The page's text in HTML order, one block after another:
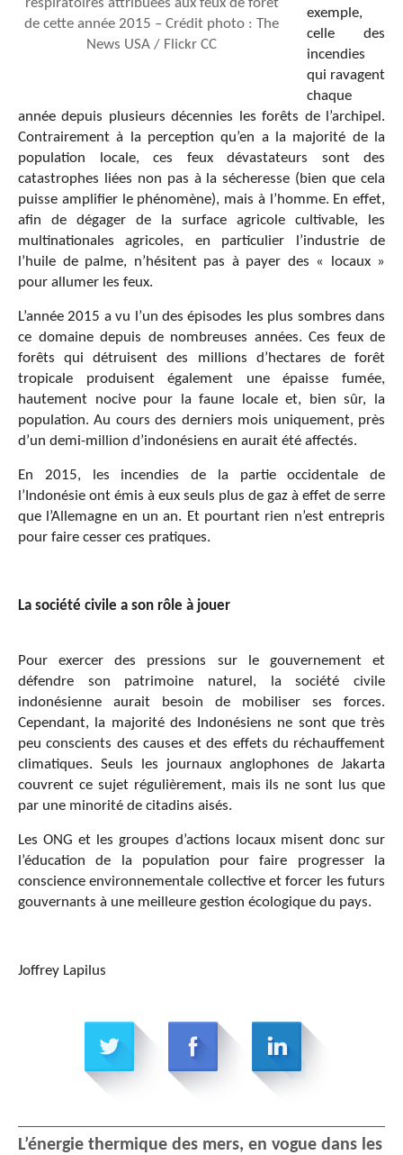
de cette année 2015 – Crédit photo : The
News USA / Flickr CC
exemple,
celle des
incendies
qui ravagent
chaque
année depuis plusieurs décennies les forêts de l’archipel.
Contrairement à la perception qu’en a la majorité de la
population locale, ces feux dévastateurs sont des
catastrophes liées non pas à la sécheresse (bien que cela
puisse amplifier le phénomène), mais à l’homme. En effet,
afin de dégager de la surface agricole cultivable, les
multinationales agricoles, en particulier l’industrie de
l’huile de palme, n’hésitent pas à payer des « locaux »
pour allumer les feux.
L’année 2015 a vu l’un des épisodes les plus sombres dans
ce domaine depuis de nombreuses années. Ces feux de
forêts qui détruisent des millions d’hectares de forêt
tropicale produisent également une épaisse fumée,
hautement nocive pour la faune locale et, bien sûr, la
population. Au cours des derniers mois uniquement, près
d’un demi-million d’indonésiens en aurait été affectés.
En 2015, les incendies de la partie occidentale de
l’Indonésie ont émis à eux seuls plus de gaz à effet de serre
que l’Allemagne en un an. Et pourtant rien n’est entrepris
pour faire cesser ces pratiques.
La société civile a son rôle à jouer
Pour exercer des pressions sur le gouvernement et
défendre son patrimoine naturel, la société civile
indonésienne aurait besoin de mobiliser ses forces.
Cependant, la majorité des Indonésiens ne sont que très
peu conscients des causes et des effets du réchauffement
climatiques. Seuls les journaux anglophones de Jakarta
couvrent ce sujet régulièrement, mais ils ne sont lus que
par une minorité de citadins aisés.
Les ONG et les groupes d’actions locaux misent donc sur
l’éducation de la population pour faire progresser la
conscience environnementale collective et forcer les futurs
gouvernants à une meilleure gestion écologique du pays.
Joffrey Lapilus
L’énergie thermique des mers, en vogue dans les